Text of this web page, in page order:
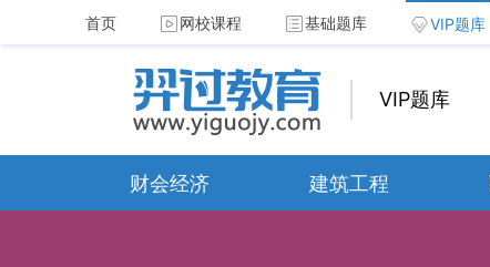
首页 网校课程 基础题库 VIP题库
VIP题库
财会经济 建筑工程